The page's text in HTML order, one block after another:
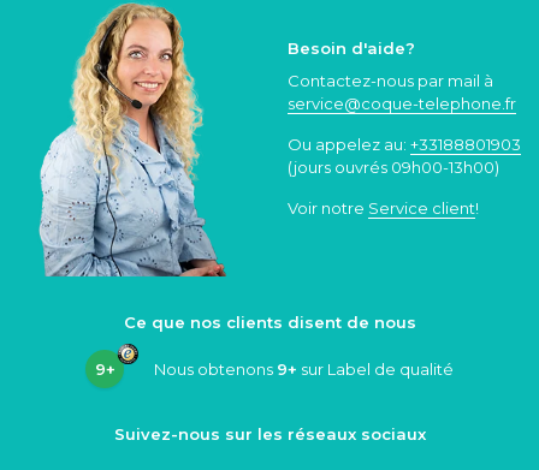
Besoin d'aide?
Contactez-nous par mail à
service@coque-telephone.fr
Ou appelez au: +33188801903
(jours ouvrés 09h00-13h00)
Voir notre Service client!
Ce que nos clients disent de nous
9+ Nous obtenons 9+ sur Label de qualité
Suivez-nous sur les réseaux sociaux